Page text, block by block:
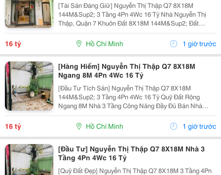
[Tài Sản Đáng Giữ] Nguyễn Thị Thập Q7 8X18M
144M&Sup2; 3 Tầng 4Pn 4Wc 16 Tỷ Nhà Nguyễn Thị
Thập, Quận 7 Khuôn Đất 8X18M 144M&Sup2; Đất
Ngang 8M Nhà 3 Tầng 4 Phòng Ngủ &Ndash; 4 Toilet.
Thông Số 8X18M 144M&Sup2; Ngang 8M 3 Tầng 4Pn
4Wc. Điểm Đáng...
16 tỷ Hồ Chí Minh 1 giờ trước
[Hàng Hiếm] Nguyễn Thị Thập Q7 8X18M
Ngang 8M 4Pn 4Wc 16 Tỷ
[Đầu Tư Tích Sản] Nguyễn Thị Thập Q7 8X18M
144M&Sup2; 3 Tầng 4Pn 4Wc 16 Tỷ Quỹ Đất Rộng
Ngang 8M Nhà 3 Tầng Công Năng Đầy Đủ Bán Nhà
Nguyễn Thị Thập, Quận 7 Khuôn Đất 8X18M, Tổng Diện
Tích 144M&Sup2; Ngang 8M Kết Cấu 3 Tầng 4 Phòng
Ngủ &Ndash; 4...
16 tỷ Hồ Chí Minh 1 giờ trước
[Đầu Tư] Nguyễn Thị Thập Q7 8X18M Nhà 3
Tầng 4Pn 4Wc 16 Tỷ
[Quỹ Đất Đẹp] Nguyễn Thị Thập Q7 8X18M 3 Tầng 4Pn